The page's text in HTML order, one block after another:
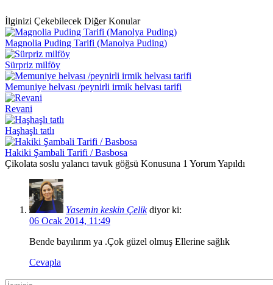
İlginizi Çekebilecek Diğer Konular
Magnolia Puding Tarifi (Manolya Puding)
Sürpriz milföy
Memuniye helvası /peynirli irmik helvası tarifi
Revani
Haşhaşlı tatlı
Hakiki Şambali Tarifi / Basbosa
Çikolata soslu yalancı tavuk göğsü Konusuna 1 Yorum Yapıldı
Yasemin keskin Çelik diyor ki:
06 Ocak 2014, 11:49
Bende bayılırım ya .Çok güzel olmuş Ellerine sağlık
Cevapla